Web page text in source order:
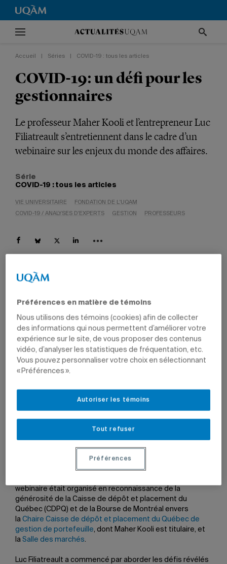
Accueil Séries COVID-19 : tous les articles
COVID-19: un défi pour les
gestionnaires
Le professeur Maher Kooli et l’entrepreneur Luc
Filiatreault s’entretiennent dans le cadre d’un
webinaire sur les enjeux du monde des affaires.
Série
COVID-19 : tous les articles
VIE UNIVERSITAIRE
FONDATION DE L'UQAM
COVID-19 / ANALYSES D'EXPERTS
GESTION PROFESSEURS
COVID-19: tous les articles
Toutes les nouvelles entourant la COVID-19 et les analyses
des experts sur la crise sont réunies dans cette série.
L’entrepreneur Luc Filiatreault et le professeur
Maher Kooli
Le 9 décembre, le directeur du Département de finance
de l’ESG UQAM Maher Kooli a échangé avec l’entrepreneur
Luc Filiatreault, président et chef de la direction de
sur les défis qu’affrontent les entreprises
webinaire était organisé en reconnaissance de la
générosité de la Caisse de dépôt et placement du
Québec (CDPQ) et de la Bourse de Montréal envers
la Chaire Caisse de dépôt et placement du Québec de
gestion de portefeuille, dont Maher Kooli est titulaire, et
la Salle des marchés.
Luc Filiatreault a commencé par aborder les défis révélés
Préférences en matière de témoins
Nous utilisons des témoins (cookies) afin de collecter
des informations qui nous permettent d’améliorer votre
expérience sur le site, de vous proposer des contenus
vidéo, d’analyser les statistiques de fréquentation, etc.
Vous pouvez personnaliser votre choix en sélectionnant
« Préférences ».
Tout refuser
Autoriser les témoins
Préférences